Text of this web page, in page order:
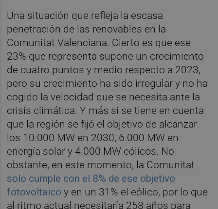
Una situación que refleja la escasa
penetración de las renovables en la
Comunitat Valenciana. Cierto es que ese
23% que representa supone un crecimiento
de cuatro puntos y medio respecto a 2023,
pero su crecimiento ha sido irregular y no ha
cogido la velocidad que se necesita ante la
crisis climática. Y más si se tiene en cuenta
que la región se fijó el objetivo de alcanzar
los 10.000 MW en 2030, 6.000 MW en
energía solar y 4.000 MW eólicos. No
obstante, en este momento, la Comunitat
solo cumple con el 8% de ese objetivo
fotovoltaico y en un 31% el eólico, por lo que
al ritmo actual necesitaría 258 años para